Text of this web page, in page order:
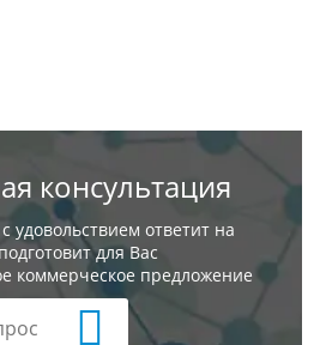
консультация
удовольствием ответит на
для Вас
коммерческое предложение